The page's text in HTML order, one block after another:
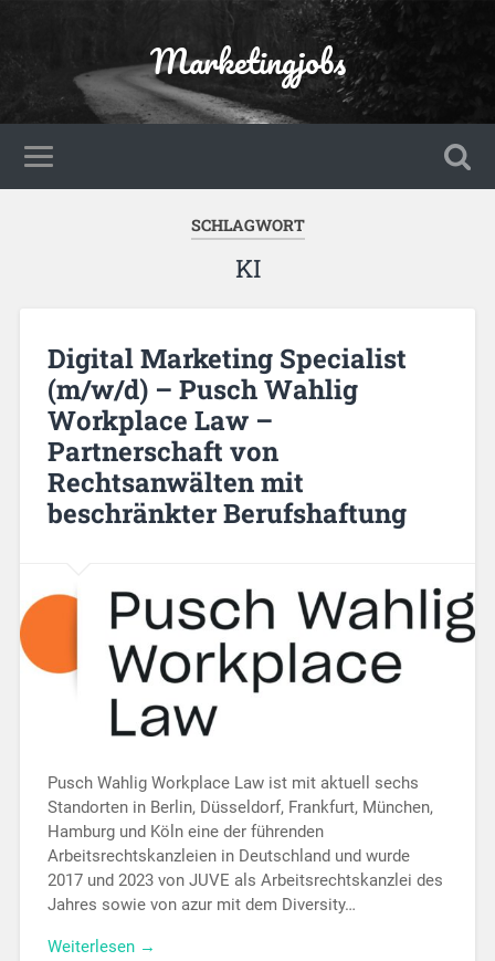
Marketingjobs
SCHLAGWORT
KI
Digital Marketing Specialist
(m/w/d) – Pusch Wahlig
Workplace Law –
Partnerschaft von
Rechtsanwälten mit
beschränkter Berufshaftung
Pusch Wahlig Workplace Law ist mit aktuell sechs
Standorten in Berlin, Düsseldorf, Frankfurt, München,
Hamburg und Köln eine der führenden
Arbeitsrechtskanzleien in Deutschland und wurde
2017 und 2023 von JUVE als Arbeitsrechtskanzlei des
Jahres sowie von azur mit dem Diversity…
Weiterlesen →